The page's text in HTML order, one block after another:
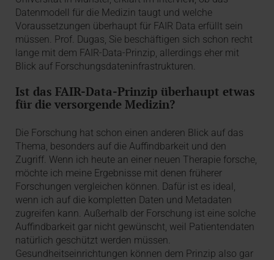
Datenmodell für die Medizin taugt und welche
Voraussetzungen überhaupt für FAIR Data erfüllt sein
müssen. Prof. Dugas, Sie beschäftigen sich schon recht
lange mit dem FAIR-Data-Prinzip, allerdings eher mit
Blick auf Forschungsdateninfrastrukturen.
Ist das FAIR-Data-Prinzip überhaupt etwas
für die versorgende Medizin?
Die Forschung hat schon einen anderen Blick auf das
Thema, besonders auf die Auffindbarkeit und den
Zugriff. Wenn ich heute an einer neuen Therapie forsche,
möchte ich meine Ergebnisse mit denen früherer
Forschungen vergleichen können. Dafür ist es ideal,
wenn ich auf die kompletten Daten und Metadaten
zugreifen kann. Außerhalb der Forschung ist eine solche
Auffindbarkeit gar nicht gewünscht, weil Patientendaten
natürlich geschützt werden müssen.
Gesundheitseinrichtungen können dem Prinzip also gar